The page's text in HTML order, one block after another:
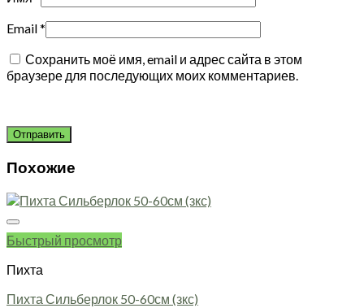
Email*
Сохранить моё имя, email и адрес сайта в этом
браузере для последующих моих комментариев.
Похожие
Быстрый просмотр
Пихта
Пихта Сильберлок 50-60см (зкс)